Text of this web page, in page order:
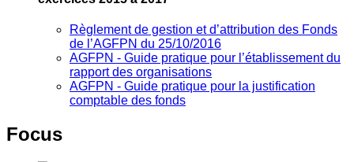
Règlement de gestion et d’attribution des Fonds
de l’AGFPN du 25/10/2016
AGFPN ‐ Guide pratique pour l’établissement du
rapport des organisations
AGFPN ‐ Guide pratique pour la justification
comptable des fonds
Focus